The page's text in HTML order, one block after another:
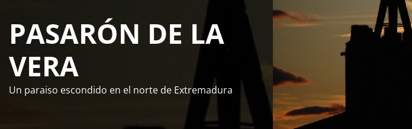
PASARÓN DE LA
VERA
Un paraiso escondido en el norte de Extremadura